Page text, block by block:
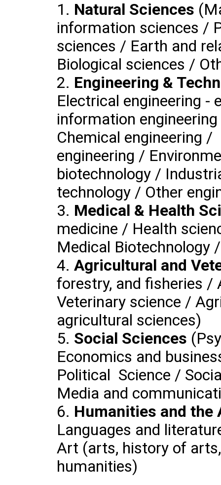
Natural Sciences
information sciences /
sciences / Earth and
Biological sciences /
Engineering &
Electrical engineering -
information
Chemical engineering
engineering /
biotechnology /
technology / Other
Medical & Health
medicine / Health
Medical Biotechnology
Agricultural and
forestry, and fisheries /
Veterinary science /
agricultural sciences)
Social Sciences
Economics and
Political Science /
Media and
Ηumanities and
Languages and
Art (arts, history of
humanities)